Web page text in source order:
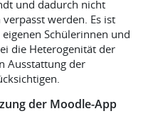
und dadurch nicht
werden. Es ist
Schülerinnen und
die Heterogenität der
Ausstattung der
der Moodle-App